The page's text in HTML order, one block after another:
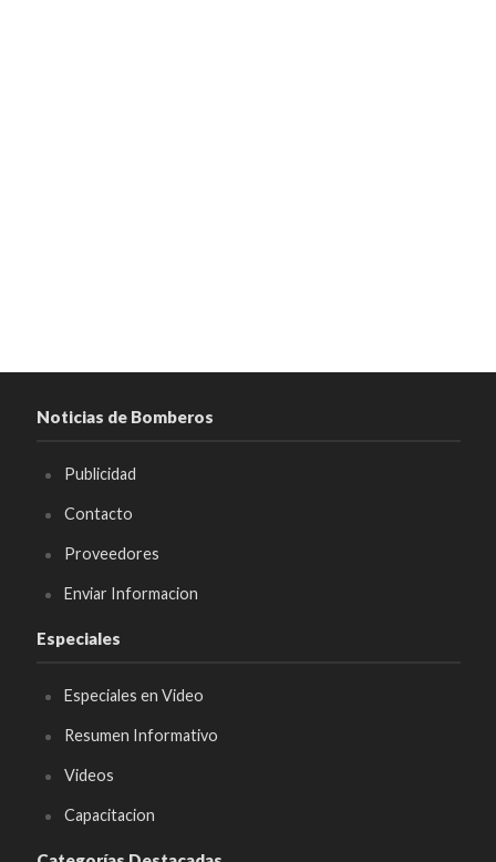
Noticias de Bomberos
Publicidad
Contacto
Proveedores
Enviar Informacion
Especiales
Especiales en Video
Resumen Informativo
Videos
Capacitacion